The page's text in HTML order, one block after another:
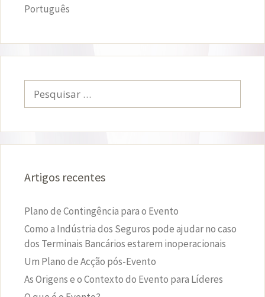
Português
por:
Artigos recentes
Plano de Contingência para o Evento
Como a Indústria dos Seguros pode ajudar no caso
dos Terminais Bancários estarem inoperacionais
Um Plano de Acção pós-Evento
As Origens e o Contexto do Evento para Líderes